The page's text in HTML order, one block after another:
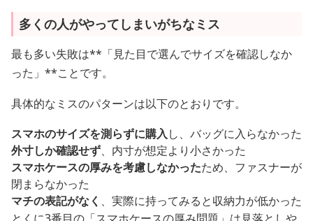
多くの人がやってしまいがちなミス
最も多い失敗は**「見た目で選んでサイズを確認しなか
った」**ことです。
具体的なミスのパターンは以下のとおりです。
スマホのサイズを測らずに購入し、バッグに入らなかった
外寸しか確認せず、内寸が想定より小さかった
スマホケースの厚みを考慮しなかったため、ファスナーが
閉まらなかった
マチの表記がなく 、実際に持ってみると収納力が低かった